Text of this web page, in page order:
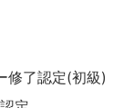
修了認定(初級)